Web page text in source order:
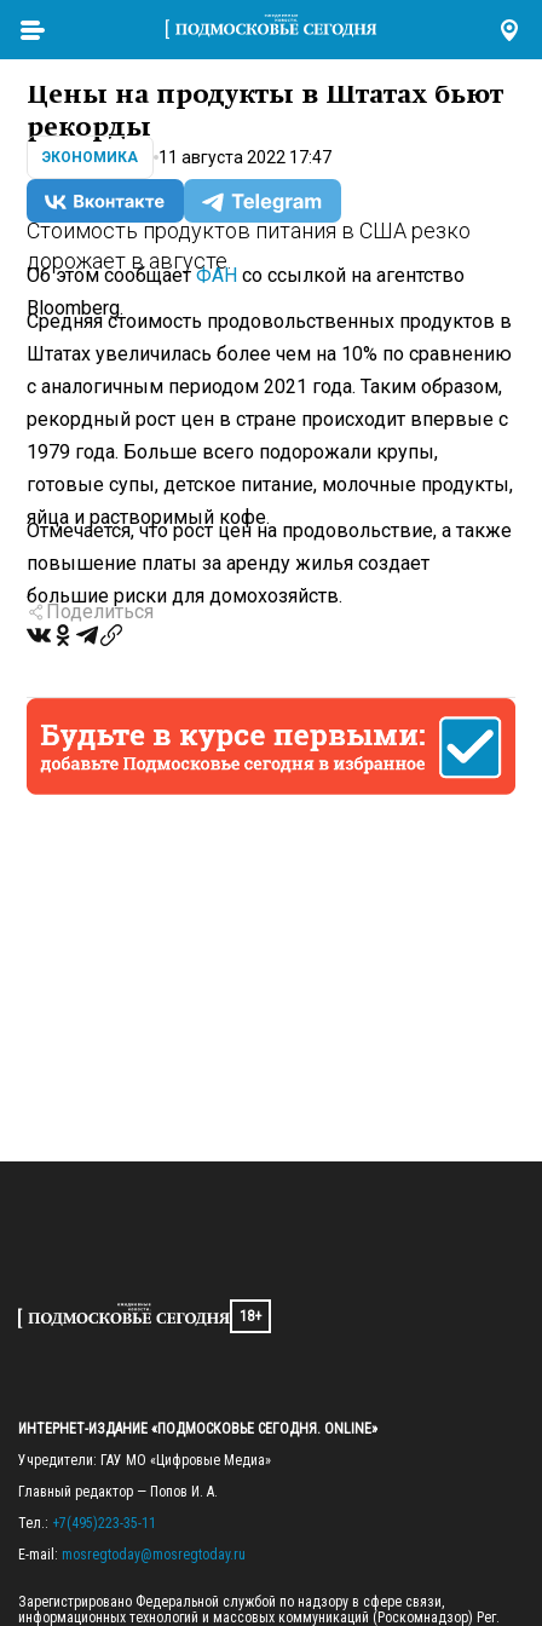
Цены на продукты в Штатах бьют
рекорды
ЭКОНОМИКА 11 августа 2022 17:47
Стоимость продуктов питания в США резко
дорожает в августе.
Об этом сообщаетФАН со ссылкой на агентство
Bloomberg.
Средняя стоимость продовольственных продуктов в
Штатах увеличилась более чем на 10% по сравнению
с аналогичным периодом 2021 года. Таким образом,
рекордный рост цен в стране происходит впервые с
1979 года. Больше всего подорожали крупы,
готовые супы, детское питание, молочные продукты,
яйца и растворимый кофе.
Отмечается, что рост цен на продовольствие, а также
повышение платы за аренду жилья создает
большие риски для домохозяйств.
Поделиться
18+
ИНТЕРНЕТ-ИЗДАНИЕ «ПОДМОСКОВЬЕ СЕГОДНЯ. ONLINE»
Учредители: ГАУ МО «Цифровые Медиа»
Главный редактор — Попов И. А.
Тел.: +7(495)223-35-11
E-mail: mosregtoday@mosregtoday.ru
Зарегистрировано Федеральной службой по надзору в сфере связи,
информационных технологий и массовых коммуникаций (Роскомнадзор) Рег.